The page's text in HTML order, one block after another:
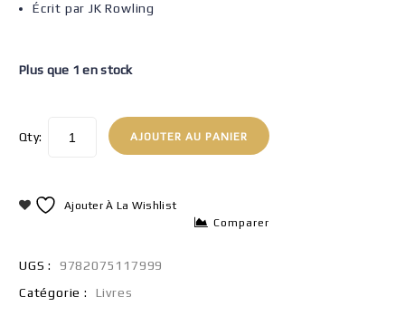
Écrit par JK Rowling
Plus que 1 en stock
Qty: AJOUTER AU PANIER
Ajouter À La Wishlist
Comparer
UGS :
9782075117999
Catégorie :
Livres